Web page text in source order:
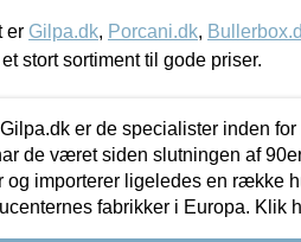
er Gilpa.dk, Porcani.dk,
stort sortiment til gode priser.
er de specialister inden
de været siden slutningen af
og importerer ligeledes en række
fabrikker i Europa. Klik